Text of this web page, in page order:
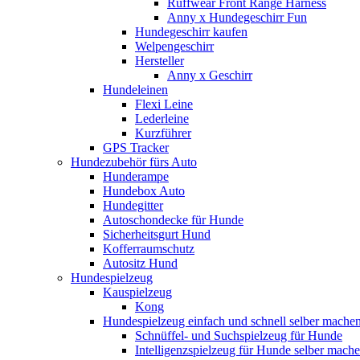
Ruffwear Front Range Harness
Anny x Hundegeschirr Fun
Hundegeschirr kaufen
Welpengeschirr
Hersteller
Anny x Geschirr
Hundeleinen
Flexi Leine
Lederleine
Kurzführer
GPS Tracker
Hundezubehör fürs Auto
Hunderampe
Hundebox Auto
Hundegitter
Autoschondecke für Hunde
Sicherheitsgurt Hund
Kofferraumschutz
Autositz Hund
Hundespielzeug
Kauspielzeug
Kong
Hundespielzeug einfach und schnell selber
Schnüffel- und Suchspielzeug für Hunde
Intelligenzspielzeug für Hunde selber